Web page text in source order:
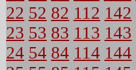
22 52 82 112 142
23 53 83 113 143
24 54 84 114 144